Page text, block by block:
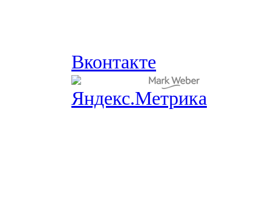
Вконтакте